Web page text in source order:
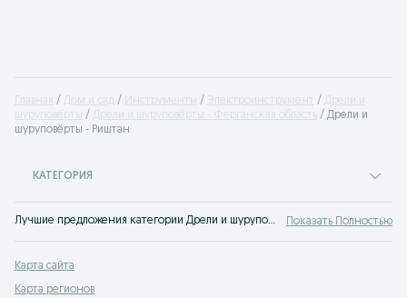
Главная Дом и сад Инструменты Электроинструмент
Дрели и
шуруповёрты
Дрели и шуруповёрты - Ферганская область
Дрели и
шуруповёрты - Риштан
КАТЕГОРИЯ
Лучшие предложения категории Дрели и шуруповёрты Риштан. Большой выбор товаров и услуг по выгодным ценам на OLX! Множество предложений на OLX.uz! Показать Полностью
Карта сайта
Карта регионов